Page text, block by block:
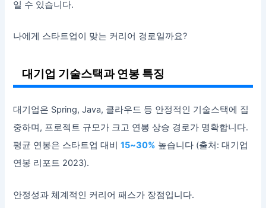
일 수 있습니다.
나에게 스타트업이 맞는 커리어 경로일까요?
대기업 기술스택과 연봉 특징
대기업은 Spring, Java, 클라우드 등 안정적인 기술스택에 집
중하며, 프로젝트 규모가 크고 연봉 상승 경로가 명확합니다.
평균 연봉은 스타트업 대비15~30% 높습니다 (출처: 대기업
연봉 리포트 2023).
안정성과 체계적인 커리어 패스가 장점입니다.